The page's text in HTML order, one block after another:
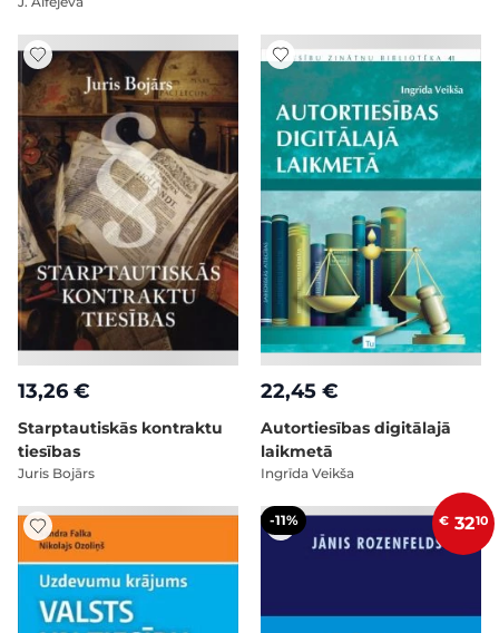
13,26 €
Starptautiskās kontraktu
tiesības
Juris Bojārs
22,45 €
Autortiesības digitālajā
laikmetā
Ingrīda Veikša
-11% € 3210